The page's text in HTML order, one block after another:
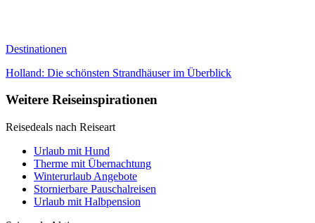
Destinationen
Holland: Die schönsten Strandhäuser im Überblick
Weitere Reiseinspirationen
Reisedeals nach Reiseart
Urlaub mit Hund
Therme mit Übernachtung
Winterurlaub Angebote
Stornierbare Pauschalreisen
Urlaub mit Halbpension